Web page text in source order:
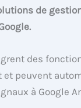
de
des
et peuvent
à Google